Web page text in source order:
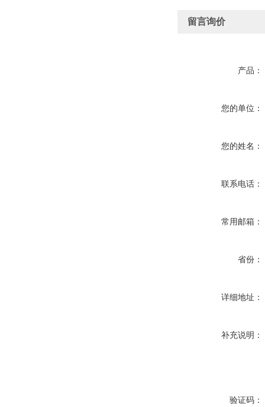
留言询价
产品：
您的单位：
您的姓名：
联系电话：
常用邮箱：
省份：
详细地址：
补充说明：
验证码：